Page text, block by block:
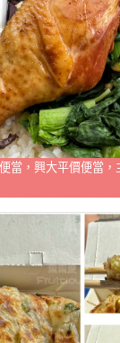
當，興大平價便當，